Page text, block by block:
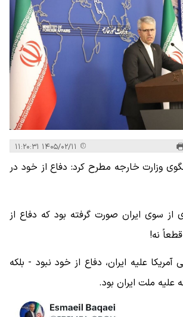
وزارت خارجه مطرح کرد: دفاع از خود در
از سوی ایران صورت گرفته بود که دفاع از
نه!
آمریکا علیه ایران، دفاع از خود نبود - بلکه
علیه ملت ایران بود.